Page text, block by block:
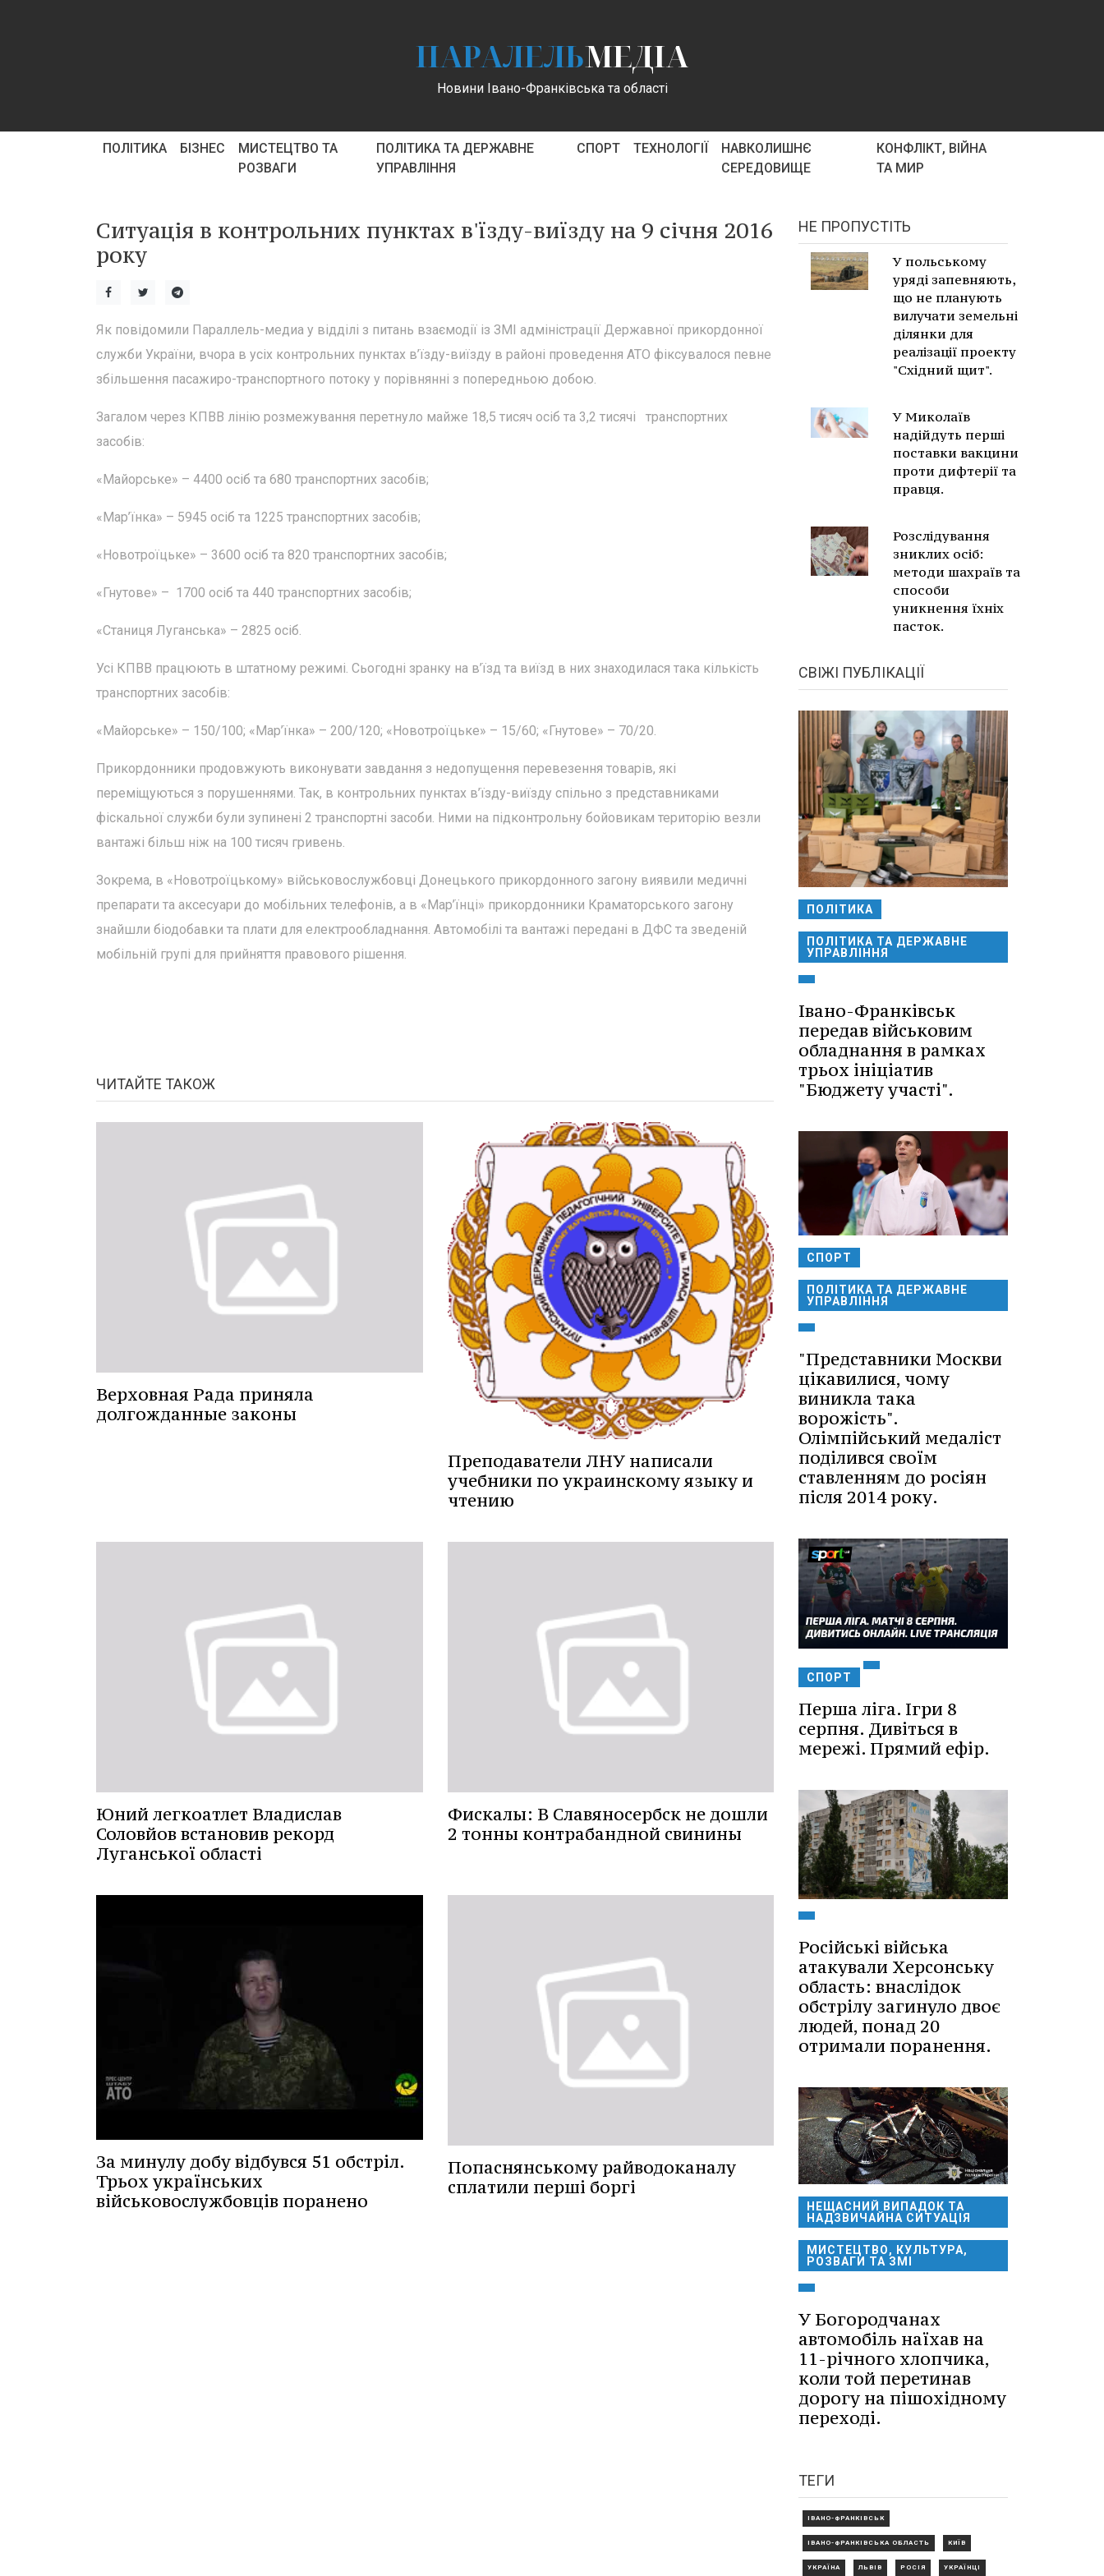
ПАРАЛЕЛЬМЕДІА
Новини Івано-Франківська та області
ПОЛІТИКА БІЗНЕС
МИСТЕЦТВО ТА
РОЗВАГИ
ПОЛІТИКА ТА ДЕРЖАВНЕ
УПРАВЛІННЯ
СПОРТ ТЕХНОЛОГІЇ
НАВКОЛИШНЄ
СЕРЕДОВИЩЕ
КОНФЛІКТ, ВІЙНА
ТА МИР
Ситуація в контрольних пунктах в'їзду-виїзду на 9 січня 2016
року
Як повідомили Параллель-медиа у відділі з питань взаємодії із ЗМІ адміністрації Державної прикордонної
служби України, вчора в усіх контрольних пунктах в’їзду-виїзду в районі проведення АТО фіксувалося певне
збільшення пасажиро-транспортного потоку у порівнянні з попередньою добою.
Загалом через КПВВ лінію розмежування перетнуло майже 18,5 тисяч осіб та 3,2 тисячі транспортних
засобів:
«Майорське» – 4400 осіб та 680 транспортних засобів;
«Мар’їнка» – 5945 осіб та 1225 транспортних засобів;
«Новотроїцьке» – 3600 осіб та 820 транспортних засобів;
«Гнутове» – 1700 осіб та 440 транспортних засобів;
«Станиця Луганська» – 2825 осіб.
Усі КПВВ працюють в штатному режимі. Сьогодні зранку на в’їзд та виїзд в них знаходилася така кількість
транспортних засобів:
«Майорське» – 150/100; «Мар’їнка» – 200/120; «Новотроїцьке» – 15/60; «Гнутове» – 70/20.
Прикордонники продовжують виконувати завдання з недопущення перевезення товарів, які
переміщуються з порушеннями. Так, в контрольних пунктах в’їзду-виїзду спільно з представниками
фіскальної служби були зупинені 2 транспортні засоби. Ними на підконтрольну бойовикам територію везли
вантажі більш ніж на 100 тисяч гривень.
Зокрема, в «Новотроїцькому» військовослужбовці Донецького прикордонного загону виявили медичні
препарати та аксесуари до мобільних телефонів, а в «Мар’їнці» прикордонники Краматорського загону
знайшли біодобавки та плати для електрообладнання. Автомобілі та вантажі передані в ДФС та зведеній
мобільній групі для прийняття правового рішення.
ЧИТАЙТЕ ТАКОЖ
Верховная Рада приняла
долгожданные законы
Преподаватели ЛНУ написали
учебники по украинскому языку и
чтению
Юний легкоатлет Владислав
Соловйов встановив рекорд
Луганської області
Фискалы: В Славяносербск не дошли
2 тонны контрабандной свинины
За минулу добу відбувся 51 обстріл.
Трьох українських
військовослужбовців поранено
Попаснянському райводоканалу
сплатили перші боргі
НЕ ПРОПУСТІТЬ
У польському
уряді запевняють,
що не планують
вилучати земельні
ділянки для
реалізації проекту
"Східний щит".
У Миколаїв
надійдуть перші
поставки вакцини
проти дифтерії та
правця.
Розслідування
зниклих осіб:
методи шахраїв та
способи
уникнення їхніх
пасток.
СВІЖІ ПУБЛІКАЦІЇ
ПОЛІТИКА
ПОЛІТИКА ТА ДЕРЖАВНЕ
УПРАВЛІННЯ
Івано-Франківськ
передав військовим
обладнання в рамках
трьох ініціатив
"Бюджету участі".
СПОРТ
ПОЛІТИКА ТА ДЕРЖАВНЕ
УПРАВЛІННЯ
"Представники Москви
цікавилися, чому
виникла така
ворожість".
Олімпійський медаліст
поділився своїм
ставленням до росіян
після 2014 року.
СПОРТ
Перша ліга. Ігри 8
серпня. Дивіться в
мережі. Прямий ефір.
Російські війська
атакували Херсонську
область: внаслідок
обстрілу загинуло двоє
людей, понад 20
отримали поранення.
НЕЩАСНИЙ ВИПАДОК ТА
НАДЗВИЧАЙНА СИТУАЦІЯ
МИСТЕЦТВО, КУЛЬТУРА,
РОЗВАГИ ТА ЗМІ
У Богородчанах
автомобіль наїхав на
11-річного хлопчика,
коли той перетинав
дорогу на пішохідному
переході.
ТЕГИ
ІВАНО-ФРАНКІВСЬК
ІВАНО-ФРАНКІВСЬКА ОБЛАСТЬ КИЇВ
УКРАЇНА ЛЬВІВ РОСІЯ УКРАЇНЦІ